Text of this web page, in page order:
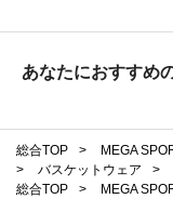
あなたにおすすめ
総合TOP > MEGA
>
バスケットウェア >
総合TOP
> MEGA